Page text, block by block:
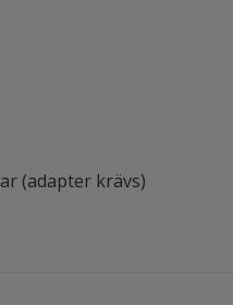
(adapter krävs)